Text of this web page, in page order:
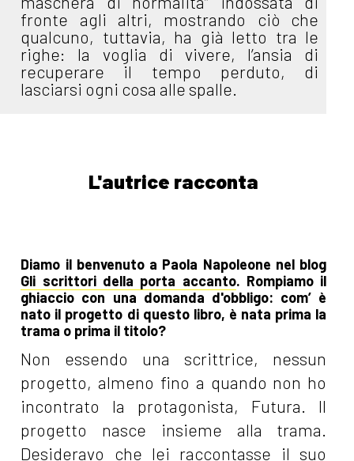
fronte agli altri, mostrando ciò che
qualcuno, tuttavia, ha già letto tra le
righe: la voglia di vivere, l’ansia di
recuperare il tempo perduto, di
lasciarsi ogni cosa alle spalle.
L'autrice racconta
Diamo il benvenuto a Paola Napoleone nel blog
Gli scrittori della porta accanto. Rompiamo il
ghiaccio con una domanda d'obbligo: com’ è
nato il progetto di questo libro, è nata prima la
trama o prima il titolo?
Non essendo una scrittrice, nessun
progetto, almeno fino a quando non ho
incontrato la protagonista, Futura. Il
progetto nasce insieme alla trama.
Desideravo che lei raccontasse il suo